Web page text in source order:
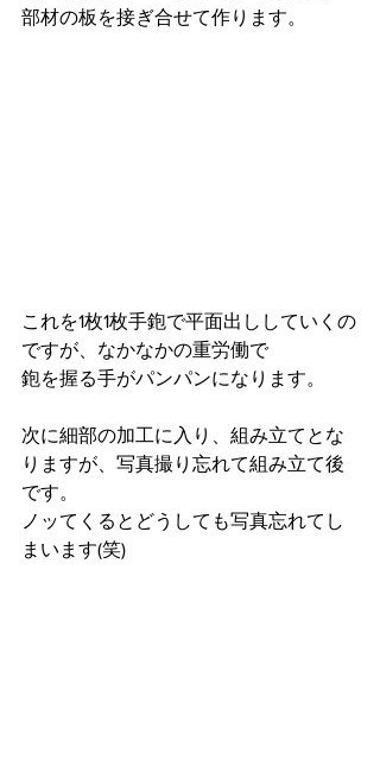
部材の板を接ぎ合せて作ります。
これを1枚1枚手鉋で平面出ししていくの
ですが、なかなかの重労働で
鉋を握る手がパンパンになります。
次に細部の加工に入り、組み立てとな
りますが、写真撮り忘れて組み立て後
です。
ノッてくるとどうしても写真忘れてし
まいます(笑)